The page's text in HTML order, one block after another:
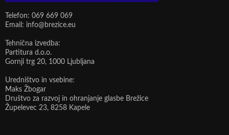
Telefon: 069 669 069
Email: info@brezice.eu
Tehnična izvedba:
Partitura d.o.o.
Gornji trg 20, 1000 Ljubljana
Uredništvo in vsebine:
Maks Žbogar
Društvo za razvoj in ohranjanje glasbe Brežice
Župelevec 23, 8258 Kapele